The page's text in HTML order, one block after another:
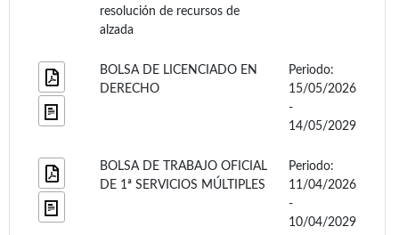
resolución de recursos de
alzada
BOLSA DE LICENCIADO EN
DERECHO
Periodo:
15/05/2026
-
14/05/2029
BOLSA DE TRABAJO OFICIAL
DE 1ª SERVICIOS MÚLTIPLES
Periodo:
11/04/2026
-
10/04/2029